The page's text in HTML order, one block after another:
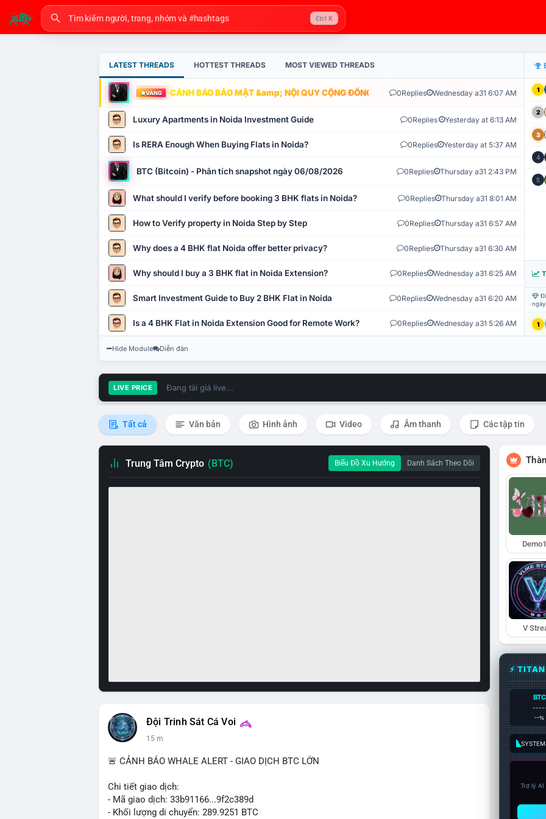
Ctrl K
LATEST THREADS HOTTEST THREADS MOST VIEWED THREADS
VÀNG CẢNH BÁO BẢO MẬT &amp; NỘI QUY CỘNG ĐỒNG VLIKE.VN: HỆ THỐNG GIÁM SÁT TỰ
0Replies Wednesday a31 6:07 AM
Luxury Apartments in Noida Investment Guide 0Replies Yesterday at 6:13 AM
Is RERA Enough When Buying Flats in Noida? 0Replies Yesterday at 5:37 AM
BTC (Bitcoin) - Phân tích snapshot ngày 06/08/2026 0Replies Thursday a31 2:43 PM
What should I verify before booking 3 BHK flats in Noida? 0Replies Thursday a31 8:01 AM
How to Verify property in Noida Step by Step 0Replies Thursday a31 6:57 AM
Why does a 4 BHK flat Noida offer better privacy? 0Replies Thursday a31 6:30 AM
Why should I buy a 3 BHK flat in Noida Extension? 0Replies Wednesday a31 6:25 AM
Smart Investment Guide to Buy 2 BHK Flat in Noida 0Replies Wednesday a31 6:20 AM
Is a 4 BHK Flat in Noida Extension Good for Remote Work? 0Replies Wednesday a31 5:26 AM
1
2
3
4
5
1
Hide Module Diễn đàn
LIVE PRICE Đang tải giá live...
Tất cả Văn bản Hình ảnh Video Âm thanh Các tập tin
Trung Tâm Crypto (BTC) Biểu Đồ Xu Hướng Danh Sách Theo Dõi
Đội Trinh Sát Cá Voi
15 m
🚨 CẢNH BÁO WHALE ALERT - GIAO DỊCH BTC LỚN
Chi tiết giao dịch:
- Mã giao dịch: 33b91166...9f2c389d
- Khối lượng di chuyển: 289.9251 BTC
V
⚡
BTC
--%
Trợ lý